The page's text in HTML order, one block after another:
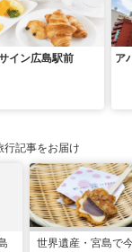
イン広島駅前 ア
行記事をお届け
世界遺産・宮島で